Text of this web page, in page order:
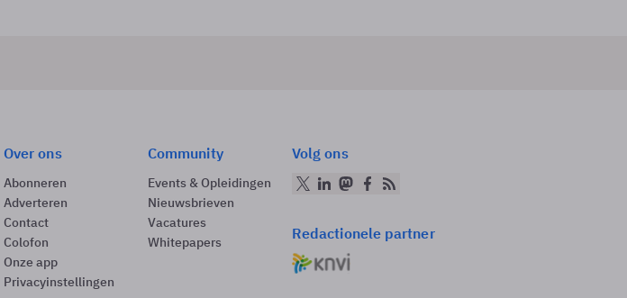
Over ons
Abonneren
Adverteren
Contact
Colofon
Onze app
Privacyinstellingen
Community
Events & Opleidingen
Nieuwsbrieven
Vacatures
Whitepapers
Volg ons
Redactionele partner